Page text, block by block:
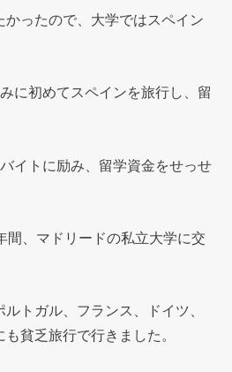
ったので、大学ではスペイン
に初めてスペインを旅行し、留
イトに励み、留学資金をせっせ
間、マドリードの私立大学に交
トガル、フランス、ドイツ、
貧乏旅行で行きました。